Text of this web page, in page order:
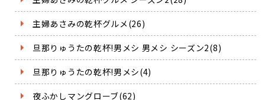
主婦あさみの乾杯グルメ(26)
旦那りゅうたの乾杯!男メシ 男メシ シーズン2(8)
旦那りゅうたの乾杯!男メシ(4)
夜ふかしマングローブ(62)